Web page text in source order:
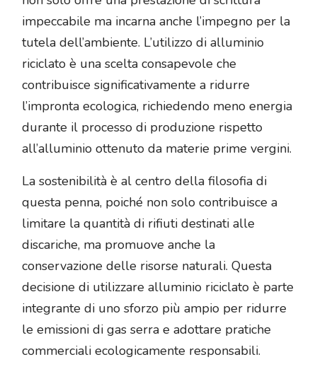
impeccabile ma incarna anche l’impegno per la
tutela dell’ambiente. L’utilizzo di alluminio
riciclato è una scelta consapevole che
contribuisce significativamente a ridurre
l’impronta ecologica, richiedendo meno energia
durante il processo di produzione rispetto
all’alluminio ottenuto da materie prime vergini.
La sostenibilità è al centro della filosofia di
questa penna, poiché non solo contribuisce a
limitare la quantità di rifiuti destinati alle
discariche, ma promuove anche la
conservazione delle risorse naturali. Questa
decisione di utilizzare alluminio riciclato è parte
integrante di uno sforzo più ampio per ridurre
le emissioni di gas serra e adottare pratiche
commerciali ecologicamente responsabili.